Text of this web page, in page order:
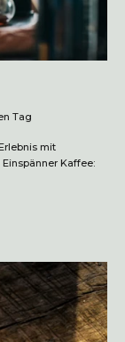
Tag
mit
Kaffee: